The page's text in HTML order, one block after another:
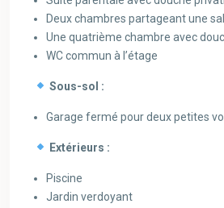
Deux chambres partageant une
Une quatrième chambre avec
WC commun à l’étage
Sous-sol :
Garage fermé pour deux petites
Extérieurs :
Piscine
Jardin verdoyant